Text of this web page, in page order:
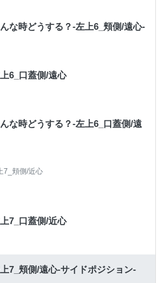
な時どうする？-左上6_頬側/遠心-
6_口蓋側/遠心
な時どうする？-左上6_口蓋側/遠
7_頬側/近心
7_口蓋側/近心
7_頬側/遠心-サイドポジション-